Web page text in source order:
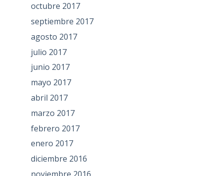
octubre 2017
septiembre 2017
agosto 2017
julio 2017
junio 2017
mayo 2017
abril 2017
marzo 2017
febrero 2017
enero 2017
diciembre 2016